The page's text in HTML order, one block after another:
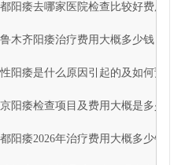
阳痿去哪家医院检查比较好费用大
木齐阳痿治疗费用大概多少钱
阳痿是什么原因引起的及如何预防
阳痿检查项目及费用大概是多少
阳痿2026年治疗费用大概多少钱